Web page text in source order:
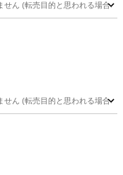
ん (転売目的と思われる場合
ん (転売目的と思われる場合